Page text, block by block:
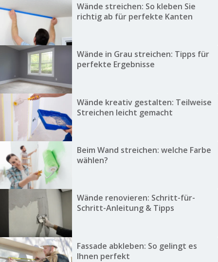
Wände streichen: So kleben Sie
richtig ab für perfekte Kanten
Wände in Grau streichen: Tipps für
perfekte Ergebnisse
Wände kreativ gestalten: Teilweise
Streichen leicht gemacht
Beim Wand streichen: welche Farbe
wählen?
Wände renovieren: Schritt-für-
Schritt-Anleitung & Tipps
Fassade abkleben: So gelingt es
Ihnen perfekt